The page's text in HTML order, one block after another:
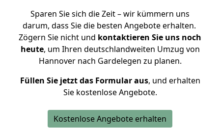
Sparen Sie sich die Zeit – wir kümmern uns
darum, dass Sie die besten Angebote erhalten.
Zögern Sie nicht und kontaktieren Sie uns noch
heute, um Ihren deutschlandweiten Umzug von
Hannover nach Gardelegen zu planen.
Füllen Sie jetzt das Formular aus, und erhalten
Sie kostenlose Angebote.
Kostenlose Angebote erhalten